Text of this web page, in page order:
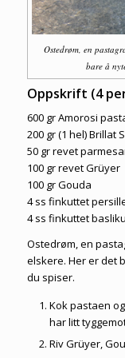
Ostedrøm, en
bare å
Oppskrift (4
600 gr Amorosi
200 gr (1 hel) Brillat
50 gr revet
100 gr revet Grüyer
100 gr Gouda
4 ss finkuttet
4 ss finkuttet
Ostedrøm, en
elskere. Her er det
du spiser.
Kok pastaen
har litt
Riv Grüyer,